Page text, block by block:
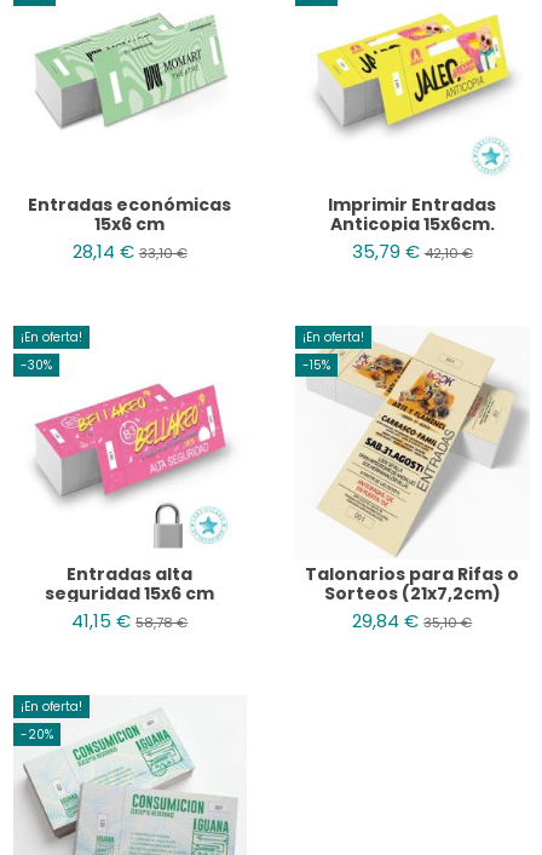
Entradas económicas
15x6 cm
28,14 €33,10 €
Imprimir Entradas
Anticopia 15x6cm.
35,79 €42,10 €
¡En oferta!
-30%
Entradas alta
seguridad 15x6 cm
41,15 €58,78 €
¡En oferta!
-15%
Talonarios para Rifas o
Sorteos (21x7,2cm)
29,84 €35,10 €
¡En oferta!
-20%